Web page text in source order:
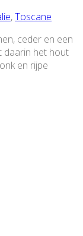
,Toscane
ceder en een
daarin het hout
en rijpe